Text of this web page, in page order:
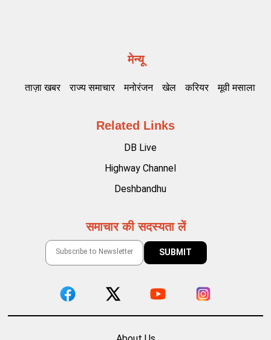
मेन्यू
ताज़ा खबर राज्य समाचार मनोरंजन खेल करियर मूवी मसाला
Related Links
DB Live
Highway Channel
Deshbandhu
समाचार की सदस्यता लें